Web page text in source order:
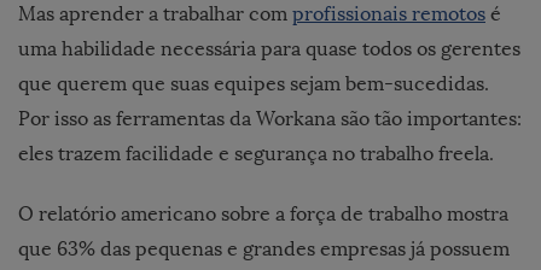
Mas aprender a trabalhar com profissionais remotos é
uma habilidade necessária para quase todos os gerentes
que querem que suas equipes sejam bem-sucedidas.
Por isso as ferramentas da Workana são tão importantes:
eles trazem facilidade e segurança no trabalho freela.
O relatório americano sobre a força de trabalho mostra
que 63% das pequenas e grandes empresas já possuem